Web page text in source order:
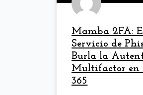
Mamba 2FA:
Servicio de
Burla la
Multifactor en
365